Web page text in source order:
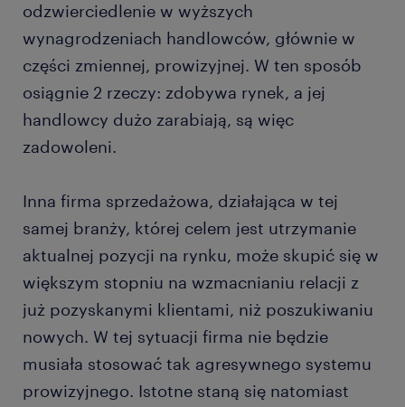
odzwierciedlenie w wyższych
wynagrodzeniach handlowców, głównie w
części zmiennej, prowizyjnej. W ten sposób
osiągnie 2 rzeczy: zdobywa rynek, a jej
handlowcy dużo zarabiają, są więc
zadowoleni.
Inna firma sprzedażowa, działająca w tej
samej branży, której celem jest utrzymanie
aktualnej pozycji na rynku, może skupić się w
większym stopniu na wzmacnianiu relacji z
już pozyskanymi klientami, niż poszukiwaniu
nowych. W tej sytuacji firma nie będzie
musiała stosować tak agresywnego systemu
prowizyjnego. Istotne staną się natomiast